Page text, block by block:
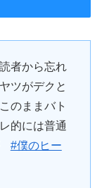
者から忘れ
ツがデクと
のままバト
的には普通
#僕のヒー